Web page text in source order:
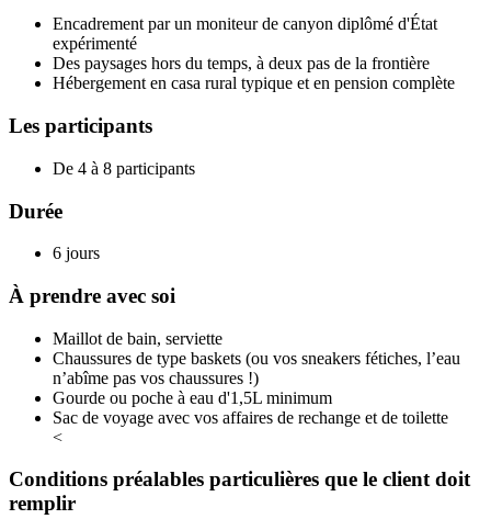
Encadrement par un moniteur de canyon diplômé d'État
expérimenté
Des paysages hors du temps, à deux pas de la frontière
Hébergement en casa rural typique et en pension complète
Les participants
De 4 à 8 participants
Durée
6 jours
À prendre avec soi
Maillot de bain, serviette
Chaussures de type baskets (ou vos sneakers fétiches, l’eau
n’abîme pas vos chaussures !)
Gourde ou poche à eau d'1,5L minimum
Sac de voyage avec vos affaires de rechange et de toilette
<
Conditions préalables particulières que le client doit
remplir